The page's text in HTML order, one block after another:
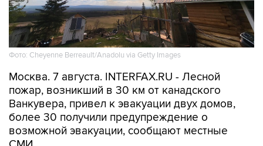
Фото: Cheyenne Berreault/Anadolu via Getty Images
Москва. 7 августа. INTERFAX.RU - Лесной
пожар, возникший в 30 км от канадского
Ванкувера, привел к эвакуации двух домов,
более 30 получили предупреждение о
возможной эвакуации, сообщают местные